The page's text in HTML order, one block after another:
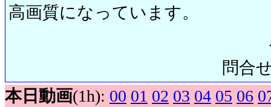
高画質になっています。
問合
本日動画(1h): 00 01 02 03 04 05 06